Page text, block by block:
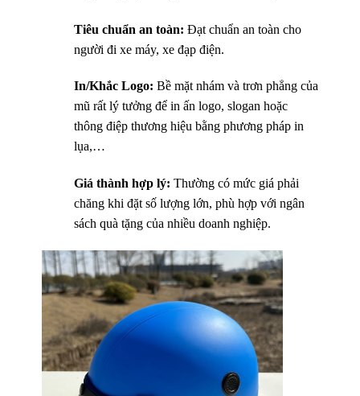
Tiêu chuẩn an toàn: Đạt chuẩn an toàn cho
người đi xe máy, xe đạp điện.
In/Khắc Logo: Bề mặt nhám và trơn phẳng của
mũ rất lý tưởng để in ấn logo, slogan hoặc
thông điệp thương hiệu bằng phương pháp in
lụa,…
Giá thành hợp lý: Thường có mức giá phải
chăng khi đặt số lượng lớn, phù hợp với ngân
sách quà tặng của nhiều doanh nghiệp.